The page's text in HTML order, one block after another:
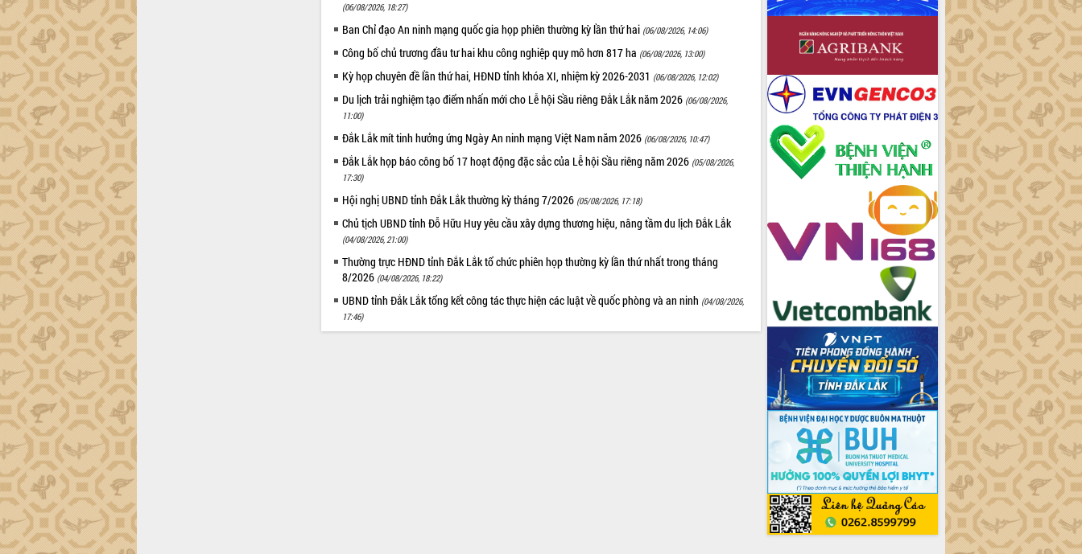
(06/08/2026, 18:27)
Ban Chỉ đạo An ninh mạng quốc gia họp phiên thường kỳ lần thứ hai (06/08/2026, 14:06)
Công bố chủ trương đầu tư hai khu công nghiệp quy mô hơn 817 ha (06/08/2026, 13:00)
Kỳ họp chuyên đề lần thứ hai, HĐND tỉnh khóa XI, nhiệm kỳ 2026-2031 (06/08/2026, 12:02)
Du lịch trải nghiệm tạo điểm nhấn mới cho Lễ hội Sầu riêng Đắk Lắk năm 2026 (06/08/2026,
11:00)
Đắk Lắk mít tinh hưởng ứng Ngày An ninh mạng Việt Nam năm 2026 (06/08/2026, 10:47)
Đắk Lắk họp báo công bố 17 hoạt động đặc sắc của Lễ hội Sầu riêng năm 2026 (05/08/2026,
17:30)
Hội nghị UBND tỉnh Đắk Lắk thường kỳ tháng 7/2026 (05/08/2026, 17:18)
Chủ tịch UBND tỉnh Đỗ Hữu Huy yêu cầu xây dựng thương hiệu, nâng tầm du lịch Đắk Lắk
(04/08/2026, 21:00)
Thường trực HĐND tỉnh Đắk Lắk tổ chức phiên họp thường kỳ lần thứ nhất trong tháng
8/2026 (04/08/2026, 18:22)
UBND tỉnh Đắk Lắk tổng kết công tác thực hiện các luật về quốc phòng và an ninh (04/08/2026,
17:46)